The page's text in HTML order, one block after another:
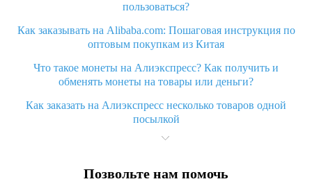
пользоваться?
Как заказывать на Alibaba.com: Пошаговая инструкция по
оптовым покупкам из Китая
Что такое монеты на Алиэкспресс? Как получить и
обменять монеты на товары или деньги?
Как заказать на Алиэкспресс несколько товаров одной
посылкой
Что значит статус «Заказ закрыт» на Алиэкспресс и что
Что делать, если Алиэкспресс просит ввести паспортные
Позвольте нам помочь